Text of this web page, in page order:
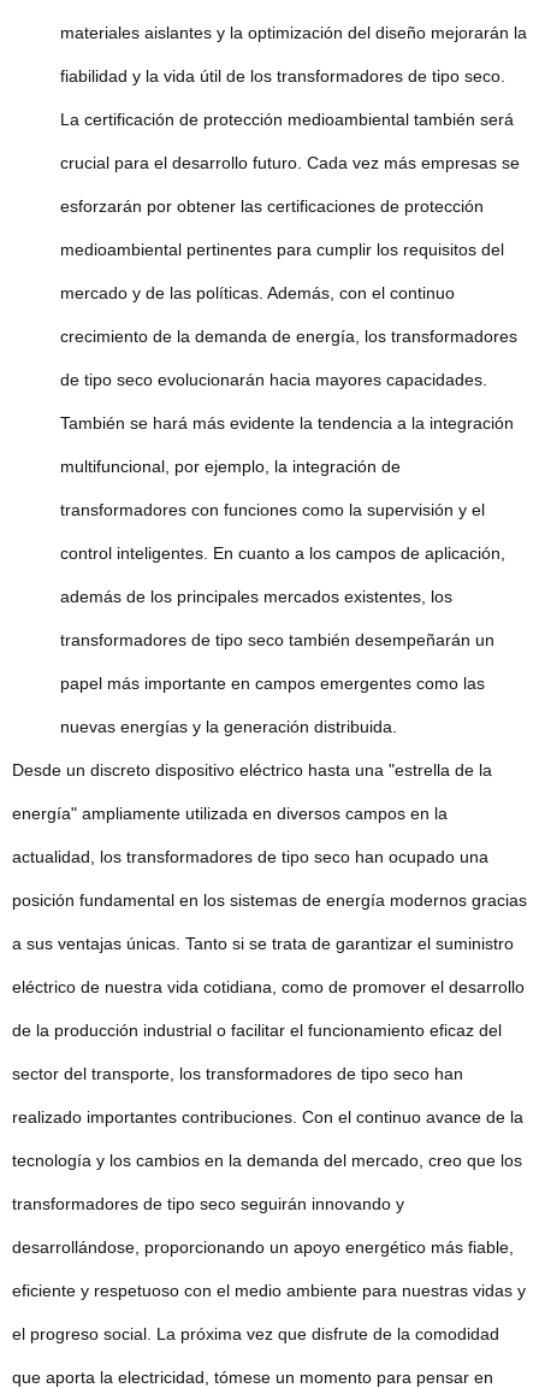
materiales aislantes y la optimización del diseño mejorarán la
fiabilidad y la vida útil de los transformadores de tipo seco.
La certificación de protección medioambiental también será
crucial para el desarrollo futuro. Cada vez más empresas se
esforzarán por obtener las certificaciones de protección
medioambiental pertinentes para cumplir los requisitos del
mercado y de las políticas. Además, con el continuo
crecimiento de la demanda de energía, los transformadores
de tipo seco evolucionarán hacia mayores capacidades.
También se hará más evidente la tendencia a la integración
multifuncional, por ejemplo, la integración de
transformadores con funciones como la supervisión y el
control inteligentes. En cuanto a los campos de aplicación,
además de los principales mercados existentes, los
transformadores de tipo seco también desempeñarán un
papel más importante en campos emergentes como las
nuevas energías y la generación distribuida.
Desde un discreto dispositivo eléctrico hasta una "estrella de la
energía" ampliamente utilizada en diversos campos en la
actualidad, los transformadores de tipo seco han ocupado una
posición fundamental en los sistemas de energía modernos gracias
a sus ventajas únicas. Tanto si se trata de garantizar el suministro
eléctrico de nuestra vida cotidiana, como de promover el desarrollo
de la producción industrial o facilitar el funcionamiento eficaz del
sector del transporte, los transformadores de tipo seco han
realizado importantes contribuciones. Con el continuo avance de la
tecnología y los cambios en la demanda del mercado, creo que los
transformadores de tipo seco seguirán innovando y
desarrollándose, proporcionando un apoyo energético más fiable,
eficiente y respetuoso con el medio ambiente para nuestras vidas y
el progreso social. La próxima vez que disfrute de la comodidad
que aporta la electricidad, tómese un momento para pensar en